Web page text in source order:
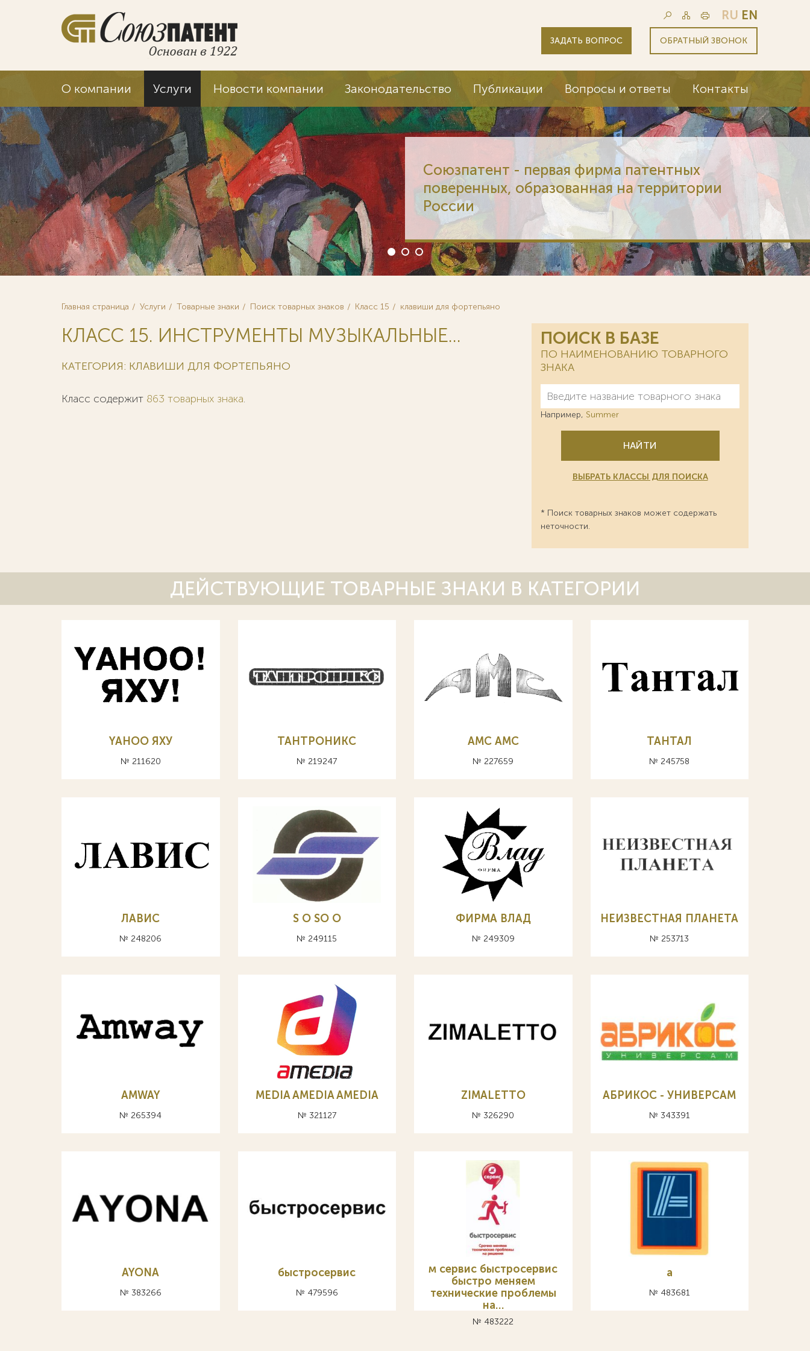
RU EN
ЗАДАТЬ ВОПРОС ОБРАТНЫЙ ЗВОНОК
О компании Услуги Новости компании Законодательство Публикации Вопросы и ответы Контакты
Союзпатент - первая фирма патентных
поверенных, образованная на территории
России
Главная страница Услуги Товарные знаки Поиск товарных знаков Класс 15 клавиши для фортепьяно
КЛАСС 15. ИНСТРУМЕНТЫ МУЗЫКАЛЬНЫЕ...
КАТЕГОРИЯ: КЛАВИШИ ДЛЯ ФОРТЕПЬЯНО
Класс содержит 863 товарных знака.
ПОИСК В БАЗЕ
ПО НАИМЕНОВАНИЮ ТОВАРНОГО
ЗНАКА
Например, Summer
НАЙТИ
ВЫБРАТЬ КЛАССЫ ДЛЯ ПОИСКА
* Поиск товарных знаков может содержать
неточности.
ДЕЙСТВУЮЩИЕ ТОВАРНЫЕ ЗНАКИ В КАТЕГОРИИ
YAHOO ЯХУ
№ 211620
ТАНТРОНИКС
№ 219247
AMC АМС
№ 227659
ТАНТАЛ
№ 245758
ЛАВИС
№ 248206
S O SO О
№ 249115
ФИРМА ВЛАД
№ 249309
НЕИЗВЕСТНАЯ ПЛАНЕТА
№ 253713
AMWAY
№ 265394
MEDIA AMEDIA AMEDIA
№ 321127
ZIMALETTO
№ 326290
АБРИКОС - УНИВЕРСАМ
№ 343391
AYONA
№ 383266
быстросервис
№ 479596
м сервис быстросервис
быстро меняем
технические проблемы
на…
№ 483222
а
№ 483681